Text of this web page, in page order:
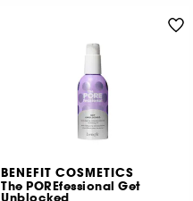
BENEFIT COSMETICS
The POREfessional Get